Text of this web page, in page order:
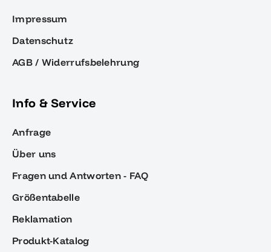
Impressum
Datenschutz
AGB / Widerrufsbelehrung
Info & Service
Anfrage
Über uns
Fragen und Antworten - FAQ
Größentabelle
Reklamation
Produkt-Katalog